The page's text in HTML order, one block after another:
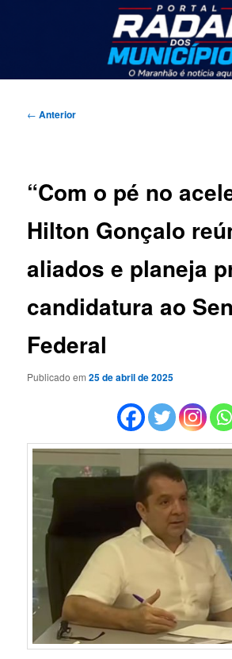
Radar dos Municípios
Seu portal de noticias
Navegação
← Anterior
“Com o pé no
Hilton Gonçalo
aliados e planeja
candidatura ao
Federal
Publicado em25 de abril de 2025